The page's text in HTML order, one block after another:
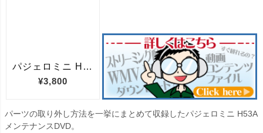
パーツの取り外し方法を一挙にまとめて収録したパジェロミニ H53A
メンテナンスDVD。